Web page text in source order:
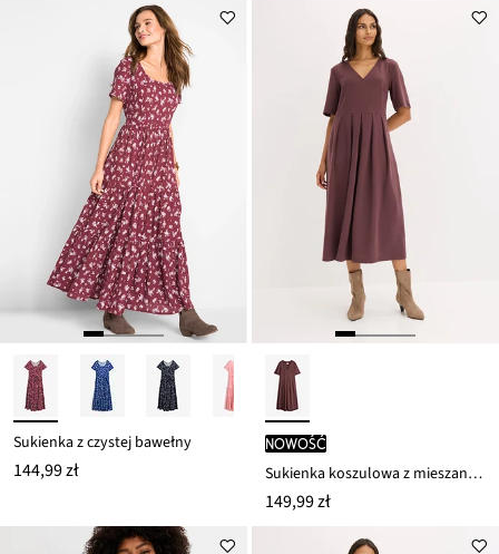
Sukienka z czystej bawełny
144,99 zł
nowość
Sukienka koszulowa z mieszanki wiskozy
149,99 zł